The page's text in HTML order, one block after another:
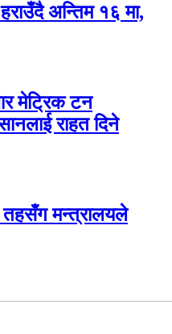
अन्तिम १६ मा,
मेट्रिक टन
राहत दिने
मन्त्रालयले